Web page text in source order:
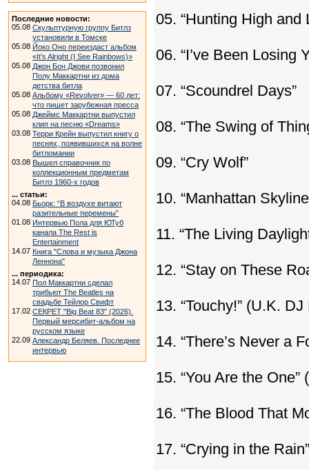
Последние новости:
05.08 Скульптурную группу Битлз
установили в Томске
05.08 Йоко Оно переиздаст альбом
«It’s Alright (I See Rainbows)»
05.08 Джон Бон Джови позвонил
Полу Маккартни из дома
детства битла
05.08 Альбому «Revolver» — 60 лет:
что пишет зарубежная пресса
05.08 Джеймс Маккартни выпустил
клип на песню «Dreams»
03.08 Терри Крейн выпустил книгу о
песнях, появившихся на волне
битломании
03.08 Вышел справочник по
коллекционным предметам
Битлз 1960-х годов
... статьи:
04.08 Бьорк: “В воздухе витают
разительные перемены”
01.08 Интервью Пола для ЮТуб
канала The Rest is
Entertainment
14.07 Книга "Слова и музыка Джона
Леннона"
... периодика:
14.07 Пол Маккартни сделал
трибьют The Beatles на
свадьбе Тейлор Свифт
17.02 СЕКРЕТ "Big Beat 83" (2026).
Первый мерсибит-альбом на
русском языке
22.09 Александр Беляев. Последнее
интервью
05. “Hunting High and
06. “I’ve Been Losing
07. “Scoundrel Days”
08. “The Swing of
09. “Cry Wolf”
10. “Manhattan
11. “The Living
12. “Stay on These
13. “Touchy!” (U.K. DJ
14. “There’s Never a
15. “You Are the
16. “The Blood That
17. “Crying in the Rain”